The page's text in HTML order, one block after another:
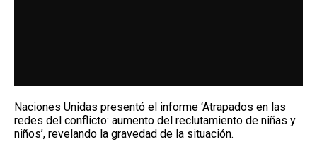
Naciones Unidas presentó el informe ‘Atrapados en las
redes del conflicto: aumento del reclutamiento de niñas y
niños’, revelando la gravedad de la situación.